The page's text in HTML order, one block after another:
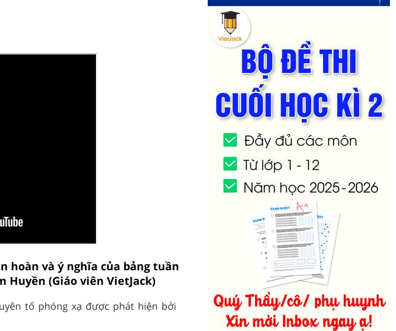
hoàn và ý nghĩa của bảng tuần
Huyền (Giáo viên VietJack)
tố phóng xạ được phát hiện bởi